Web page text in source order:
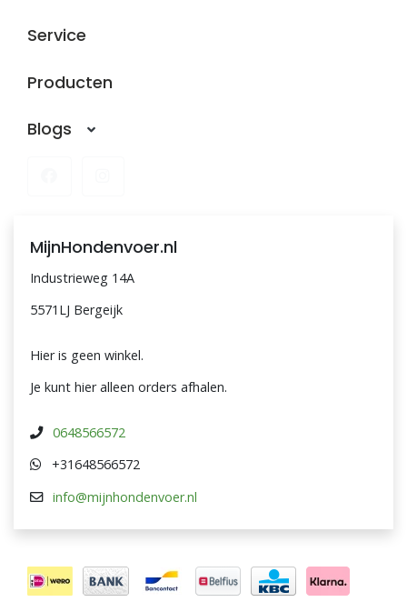
Service
Producten
Blogs
MijnHondenvoer.nl
Industrieweg 14A
5571LJ Bergeijk
Hier is geen winkel.
Je kunt hier alleen orders afhalen.
0648566572
+31648566572
info@mijnhondenvoer.nl